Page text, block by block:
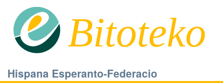
Bitoteko
Hispana Esperanto-Federacio